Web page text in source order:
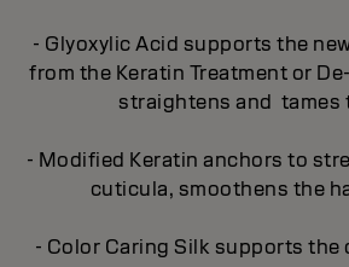
- Glyoxylic Acid supports the
from the Keratin Treatment or
straightens and tames
- Modified Keratin anchors to
cuticula, smoothens the
- Color Caring Silk supports